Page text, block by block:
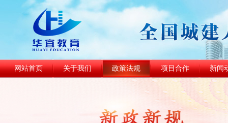
网站首页 关于我们 政策法规 项目合作 新闻